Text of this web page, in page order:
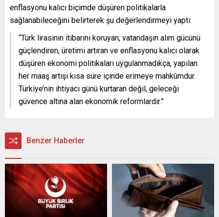
enflasyonu kalıcı biçimde düşüren politikalarla
sağlanabileceğini belirterek şu değerlendirmeyi yaptı:
“Türk lirasının itibarını koruyan, vatandaşın alım gücünü
güçlendiren, üretimi artıran ve enflasyonu kalıcı olarak
düşüren ekonomi politikaları uygulanmadıkça, yapılan
her maaş artışı kısa süre içinde erimeye mahkûmdur.
Türkiye’nin ihtiyacı günü kurtaran değil, geleceği
güvence altına alan ekonomik reformlardır.”
Benzer Haberler